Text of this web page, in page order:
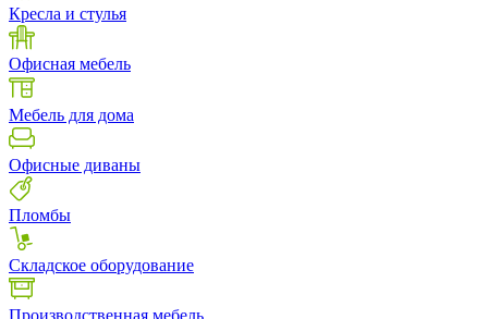
Кресла и стулья
Офисная мебель
Мебель для дома
Офисные диваны
Пломбы
Складское оборудование
Производственная мебель